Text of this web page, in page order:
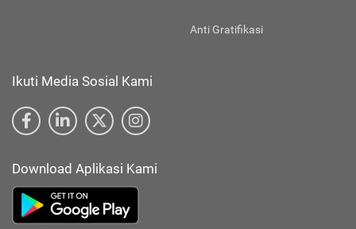
Anti Gratifikasi
Ikuti Media Sosial Kami
Download Aplikasi Kami